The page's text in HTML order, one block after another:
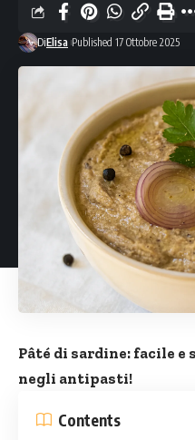
DiElisa Published 17 Ottobre 2025
Pâté di sardine: facile
negli antipasti!
Contents